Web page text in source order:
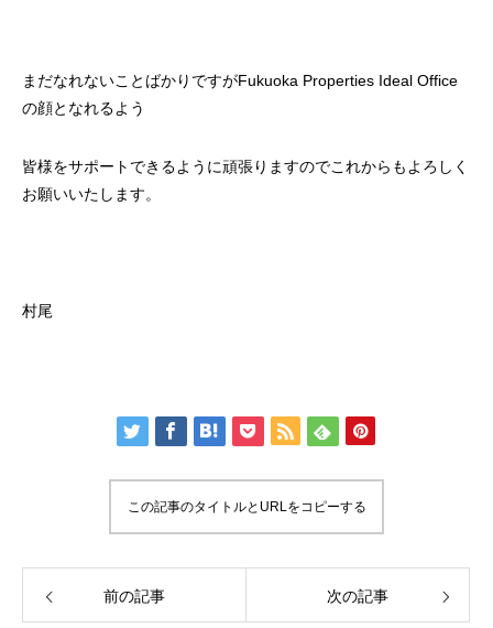
まだなれないことばかりですがFukuoka Properties Ideal Office
の顔となれるよう
皆様をサポートできるように頑張りますのでこれからもよろしく
お願いいたします。
村尾
この記事のタイトルとURLをコピーする
前の記事 次の記事